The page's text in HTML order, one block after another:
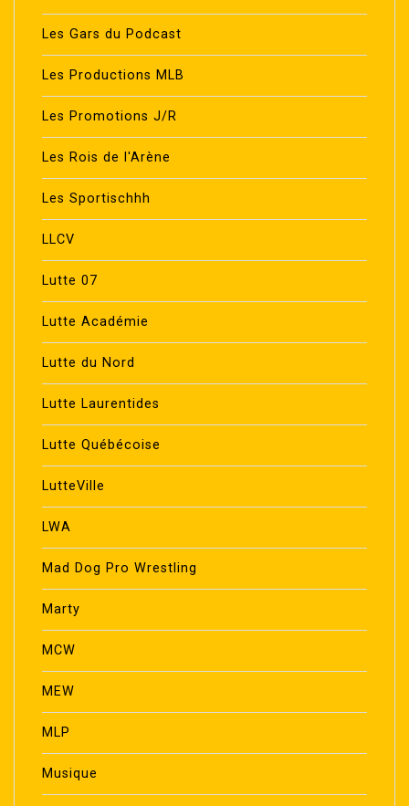
Les Gars du Podcast
Les Productions MLB
Les Promotions J/R
Les Rois de l'Arène
Les Sportischhh
LLCV
Lutte 07
Lutte Académie
Lutte du Nord
Lutte Laurentides
Lutte Québécoise
LutteVille
LWA
Mad Dog Pro Wrestling
Marty
MCW
MEW
MLP
Musique